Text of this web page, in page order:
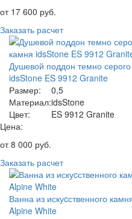
от 17 600 руб.
Заказать расчет
Душевой поддон темно серого
idsStone ES 9912 Granite
Размер:
0,5
Материал:idsStone
Цвет:
ES 9912 Granite
Цена:
от8 000 руб.
Заказать расчет
Ванна из искуcственного
Alpine White